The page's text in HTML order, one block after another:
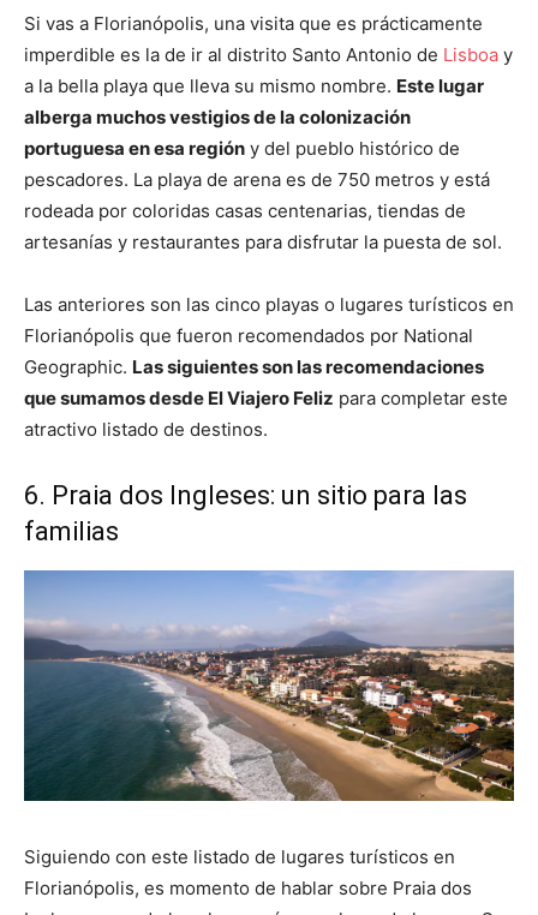
Si vas a Florianópolis, una visita que es prácticamente
imperdible es la de ir al distrito Santo Antonio de Lisboa y
a la bella playa que lleva su mismo nombre. Este lugar
alberga muchos vestigios de la colonización
portuguesa en esa región y del pueblo histórico de
pescadores. La playa de arena es de 750 metros y está
rodeada por coloridas casas centenarias, tiendas de
artesanías y restaurantes para disfrutar la puesta de sol.
Las anteriores son las cinco playas o lugares turísticos en
Florianópolis que fueron recomendados por National
Geographic. Las siguientes son las recomendaciones
que sumamos desde El Viajero Feliz para completar este
atractivo listado de destinos.
6. Praia dos Ingleses: un sitio para las
familias
Siguiendo con este listado de lugares turísticos en
Florianópolis, es momento de hablar sobre Praia dos